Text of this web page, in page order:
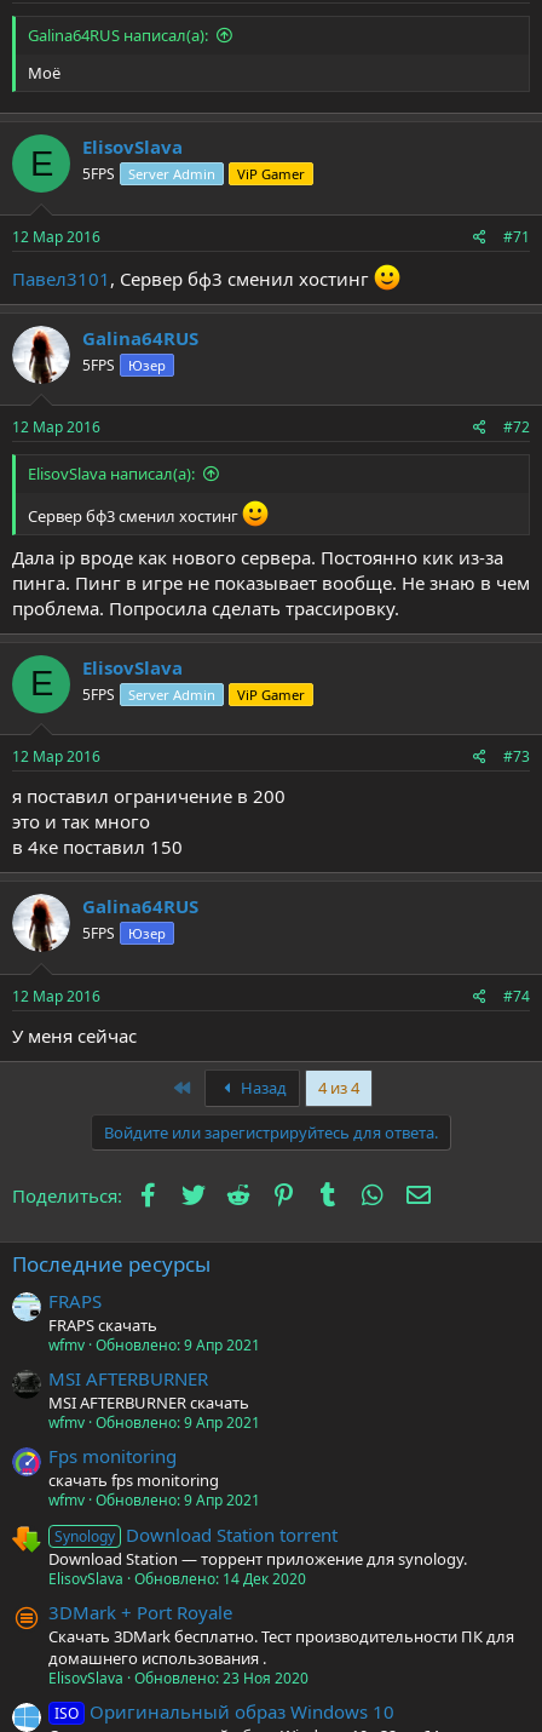
Galina64RUS написал(а):
Моё
E ElisovSlava
5FPS Server Admin ViP Gamer
12 Мар 2016 #71
Павел3101 , Сервер бф3 сменил хостинг
Galina64RUS
5FPS Юзер
12 Мар 2016 #72
ElisovSlava написал(а):
Сервер бф3 сменил хостинг
Дала ip вроде как нового сервера. Постоянно кик из-за
пинга. Пинг в игре не показывает вообще. Не знаю в чем
проблема. Попросила сделать трассировку.
E ElisovSlava
5FPS Server Admin ViP Gamer
12 Мар 2016 #73
я поставил ограничение в 200
это и так много
в 4ке поставил 150
Galina64RUS
5FPS Юзер
12 Мар 2016 #74
У меня сейчас
Назад 4 из 4
Войдите или зарегистрируйтесь для ответа.
Поделиться: Facebook
Twitter Reddit PinterestTumblr WhatsApp
Последние ресурсы
FRAPS
FRAPS скачать
wfmv Обновлено:9 Апр 2021
MSI AFTERBURNER
MSI AFTERBURNER скачать
wfmv Обновлено:9 Апр 2021
Fps monitoring
скачать fps monitoring
wfmv Обновлено:9 Апр 2021
Synology Download Station torrent
Download Station — торрент приложение для synology.
ElisovSlava Обновлено: 14 Дек 2020
3DMark + Port Royale
Скачать 3DMark бесплатно. Тест производительности ПК для
домашнего использования .
ElisovSlava Обновлено:23 Ноя 2020
ISO Оригинальный образ Windows 10